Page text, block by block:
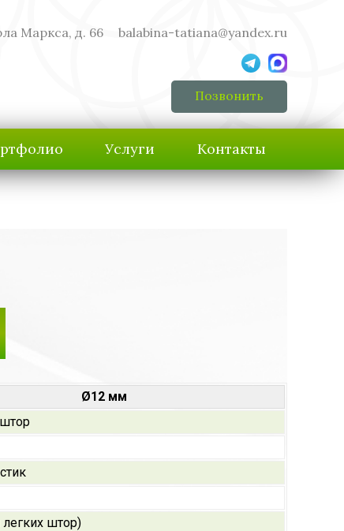
Маркса, д. 66 balabina-tatiana@yandex.ru
Позвонить
Услуги Контакты
Ø12 мм
штор)